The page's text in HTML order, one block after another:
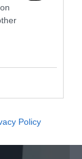
Policy
perpetuo